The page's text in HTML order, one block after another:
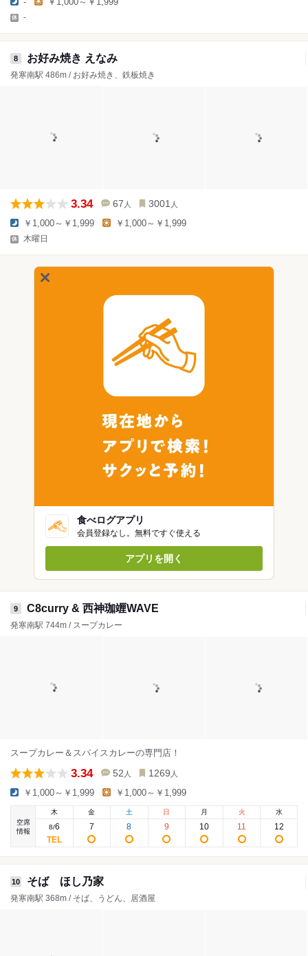
-
8 お好み焼き えなみ
発寒南駅 486m / お好み焼き、鉄板焼き
3.34 67 人 3001 人
￥1,000～￥1,999 ￥1,000～￥1,999
木曜日
食べログアプリ
会員登録なし。無料ですぐ使える
アプリを開く
9 C8curry & 西神珈竰WAVE
発寒南駅 744m / スープカレー
スープカレー＆スパイスカレーの専門店！
3.34 52 人 1269 人
￥1,000～￥1,999 ￥1,000～￥1,999
空席
情報
木
8/6
金
7
土
8
日
9
月
10
火
11
水
12
10 そば ほし乃家
発寒南駅 368m / そば、うどん、居酒屋